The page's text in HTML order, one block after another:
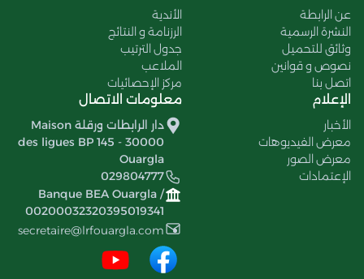
عن الرابطة
النشرة الرسمية
وثائق للتحميل
نصوص و قوانين
اتصل بنا
الأندية
الرزنامة و النتائج
جدول الترتيب
الملاعب
مركز الإحصائيات
الإعلام
الأخبار
معرض الفيديوهات
معرض الصور
الإعتمادات
معلومات الاتصال
دار الرابطات ورقلة Maison
des ligues BP 145 - 30000
Ouargla
029804777
Banque BEA Ouargla /
00200032320395019341
secretaire@lrfouargla.com